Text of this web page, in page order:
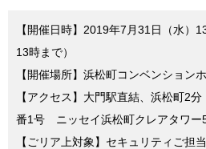
【開催日時】2019年7月31日（水）
13時まで）
【開催場所】浜松町コンベンション
【アクセス】大門駅直結、浜松町2
番1号 ニッセイ浜松町クレアタワー
【ごリア上対象】セキュリティご担